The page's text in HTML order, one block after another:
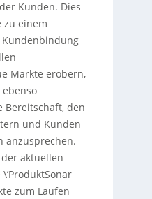
Kunden. Dies
zu einem
Märkte erobern,
Bereitschaft, den
und Kunden
anzusprechen.
aktuellen
zum Laufen